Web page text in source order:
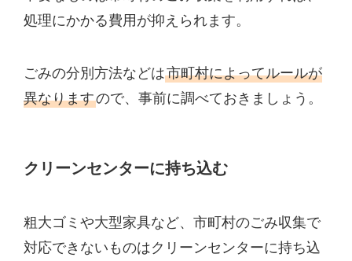
処理にかかる費用が抑えられます。
ごみの分別方法などは市町村によってルールが
異なりますので、事前に調べておきましょう。
クリーンセンターに持ち込む
粗大ゴミや大型家具など、市町村のごみ収集で
対応できないものはクリーンセンターに持ち込